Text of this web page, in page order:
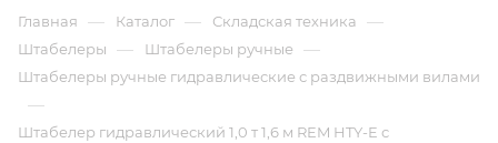
Главная — Каталог — Складская техника —
Штабелеры — Штабелеры ручные —
Штабелеры ручные гидравлические с раздвижными вилами
—
Штабелер гидравлический 1,0 т 1,6 м REM HTY-E с